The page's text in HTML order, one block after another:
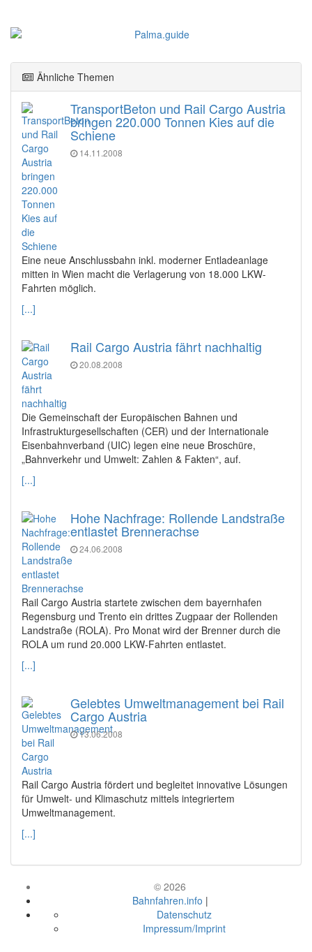
Ähnliche Themen
TransportBeton und Rail Cargo Austria
bringen 220.000 Tonnen Kies auf die
Schiene
14.11.2008
Eine neue Anschlussbahn inkl. moderner Entladeanlage
mitten in Wien macht die Verlagerung von 18.000 LKW-
Fahrten möglich.
[...]
Rail Cargo Austria fährt nachhaltig
20.08.2008
Die Gemeinschaft der Europäischen Bahnen und
Infrastrukturgesellschaften (CER) und der Internationale
Eisenbahnverband (UIC) legen eine neue Broschüre,
„Bahnverkehr und Umwelt: Zahlen & Fakten“, auf.
[...]
Hohe Nachfrage: Rollende Landstraße
entlastet Brennerachse
24.06.2008
Rail Cargo Austria startete zwischen dem bayernhafen
Regensburg und Trento ein drittes Zugpaar der Rollenden
Landstraße (ROLA). Pro Monat wird der Brenner durch die
ROLA um rund 20.000 LKW-Fahrten entlastet.
[...]
Gelebtes Umweltmanagement bei Rail
Cargo Austria
13.06.2008
Rail Cargo Austria fördert und begleitet innovative Lösungen
für Umwelt- und Klimaschutz mittels integriertem
Umweltmanagement.
[...]
© 2026
Bahnfahren.info |
Datenschutz
Impressum/Imprint